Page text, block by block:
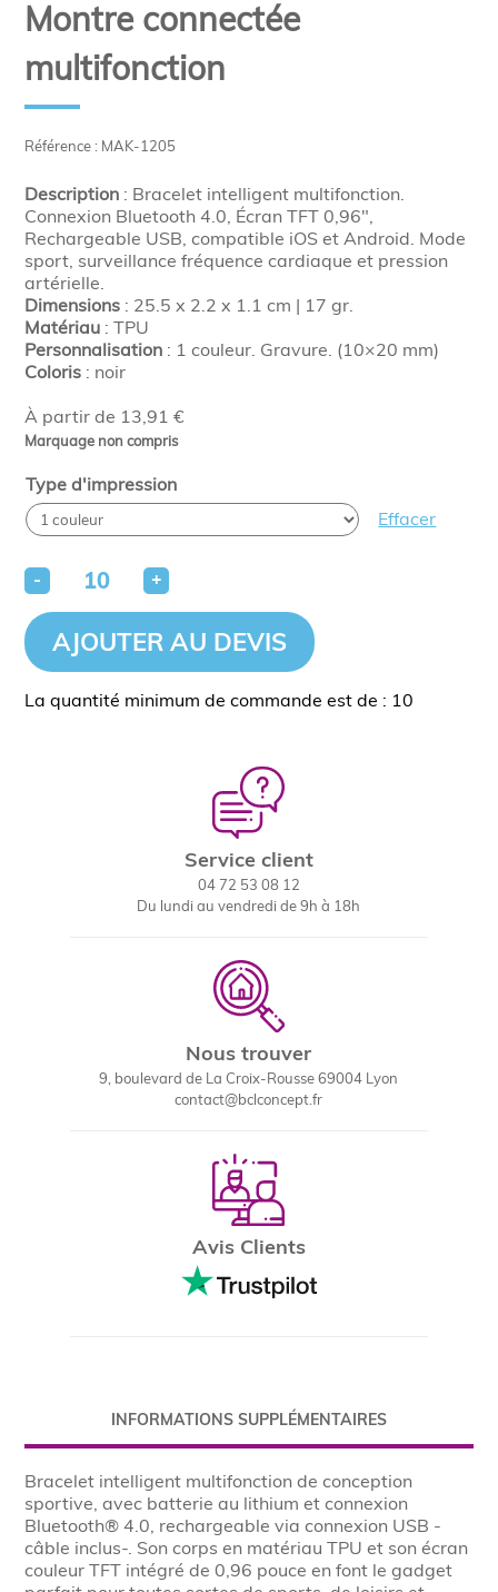
Référence : MAK-1205
À partir de 13,91 €
Marquage non compris
Montre connectée
multifonction
Description : Bracelet intelligent multifonction.
Connexion Bluetooth 4.0, Écran TFT 0,96″,
Rechargeable USB, compatible iOS et Android. Mode
sport, surveillance fréquence cardiaque et pression
artérielle.
Dimensions : 25.5 x 2.2 x 1.1 cm | 17 gr.
Matériau : TPU
Personnalisation : 1 couleur. Gravure. (10×20 mm)
Coloris : noir
Type d'impression
Effacer
- +
AJOUTER AU DEVIS
La quantité minimum de commande est de : 10
Service client
04 72 53 08 12
Du lundi au vendredi de 9h à 18h
Nous trouver
9, boulevard de La Croix-Rousse 69004 Lyon
contact@bclconcept.fr
Avis Clients
INFORMATIONS SUPPLÉMENTAIRES
Bracelet intelligent multifonction de conception
sportive, avec batterie au lithium et connexion
Bluetooth® 4.0, rechargeable via connexion USB -
câble inclus-. Son corps en matériau TPU et son écran
couleur TFT intégré de 0,96 pouce en font le gadget